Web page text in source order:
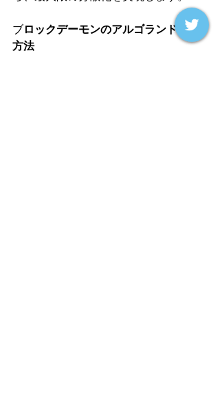
ブロックデーモンのアルゴランド使用
方法